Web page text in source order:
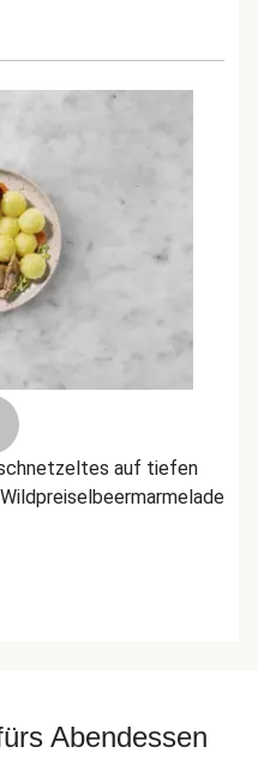
auf tiefen
Abendessen